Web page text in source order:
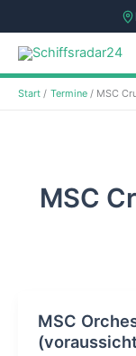
Zum
Inhalt
springen
Start Termine MSC
MSC
MSC